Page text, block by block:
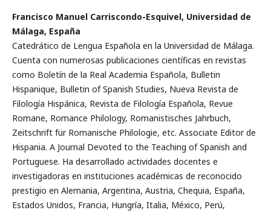
Francisco Manuel Carriscondo-Esquivel, Universidad de
Málaga, España
Catedrático de Lengua Española en la Universidad de Málaga.
Cuenta con numerosas publicaciones científicas en revistas
como Boletín de la Real Academia Española, Bulletin
Hispanique, Bulletin of Spanish Studies, Nueva Revista de
Filología Hispánica, Revista de Filología Española, Revue
Romane, Romance Philology, Romanistisches Jahrbuch,
Zeitschrift für Romanische Philologie, etc. Associate Editor de
Hispania. A Journal Devoted to the Teaching of Spanish and
Portuguese. Ha desarrollado actividades docentes e
investigadoras en instituciones académicas de reconocido
prestigio en Alemania, Argentina, Austria, Chequia, España,
Estados Unidos, Francia, Hungría, Italia, México, Perú,